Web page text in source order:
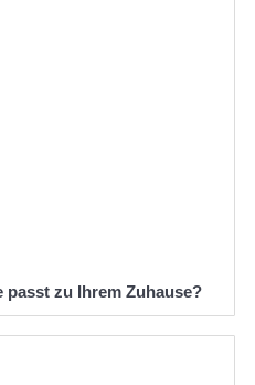
zu Ihrem Zuhause?